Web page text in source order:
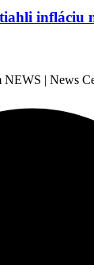
infláciu
| News